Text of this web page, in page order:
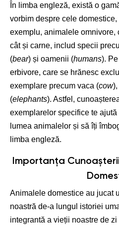
În limba engleză, există o
vorbim despre cele
exemplu, animalele omnivore,
cât și carne, includ specii
(bear) și oamenii (humans).
erbivore, care se hrănesc
exemplare precum vaca (cow
(elephants). Astfel,
exemplarelor specifice te
lumea animalelor și să îți
limba engleză.
Importanța
Animalele domestice au jucat
noastră de-a lungul istoriei
integrantă a vieții noastre de